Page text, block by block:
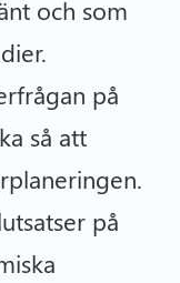
och som
på
så att
på